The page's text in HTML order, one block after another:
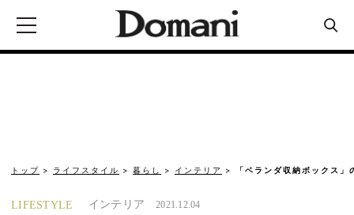
トップ ライフスタイル 暮らし インテリア 「ベランダ収納ボックス
LIFESTYLE インテリア 2021.12.04